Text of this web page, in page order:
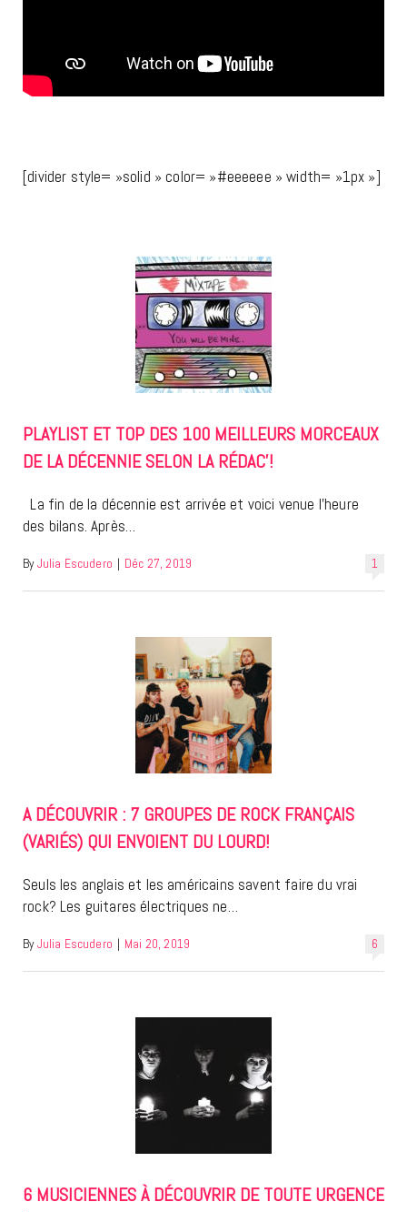
[divider style= »solid » color= »#eeeeee » width= »1px »]
PLAYLIST ET TOP DES 100 MEILLEURS MORCEAUX
DE LA DÉCENNIE SELON LA RÉDAC’!
La fin de la décennie est arrivée et voici venue l’heure
des bilans. Après…
1
By Julia Escudero | Déc 27, 2019
A DÉCOUVRIR : 7 GROUPES DE ROCK FRANÇAIS
(VARIÉS) QUI ENVOIENT DU LOURD!
Seuls les anglais et les américains savent faire du vrai
rock? Les guitares électriques ne…
6
By Julia Escudero | Mai 20, 2019
6 MUSICIENNES À DÉCOUVRIR DE TOUTE URGENCE